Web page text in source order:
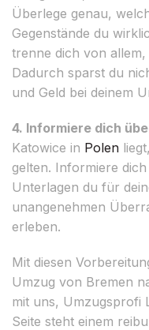
Überlege genau,
Gegenstände du
trenne dich von
Dadurch sparst du
und Geld bei deinem
4. Informiere dich
Katowice in Polen
gelten. Informiere
Unterlagen du für
unangenehmen
erleben.
Mit diesen
Umzug von Bremen
mit uns, Umzugsprofi
Seite steht einem